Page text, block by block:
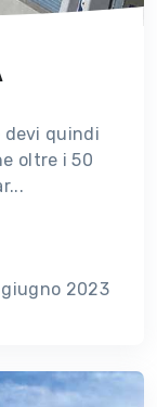
devi quindi
oltre i 50
2023